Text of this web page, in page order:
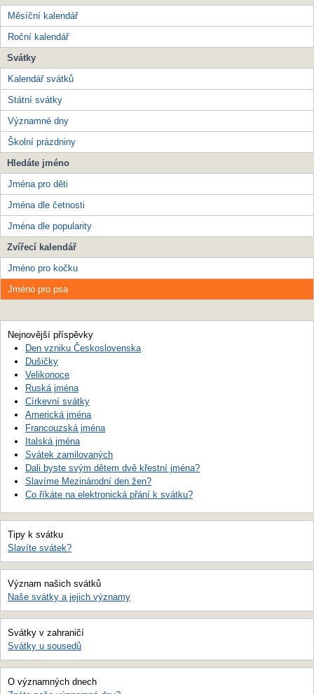
Měsíční kalendář
Roční kalendář
Svátky
Kalendář svátků
Státní svátky
Významné dny
Školní prázdniny
Hledáte jméno
Jména pro děti
Jména dle četnosti
Jména dle popularity
Zvířecí kalendář
Jméno pro kočku
Jméno pro psa
Nejnovější příspěvky
Den vzniku Československa
Dušičky
Velikonoce
Ruská jména
Církevní svátky
Americká jména
Francouzská jména
Italská jména
Svátek zamilovaných
Dali byste svým dětem dvě křestní jména?
Slavíme Mezinárodní den žen?
Co říkáte na elektronická přání k svátku?
Tipy k svátku
Slavíte svátek?
Význam našich svátků
Naše svátky a jejich významy
Svátky v zahraničí
Svátky u sousedů
O významných dnech